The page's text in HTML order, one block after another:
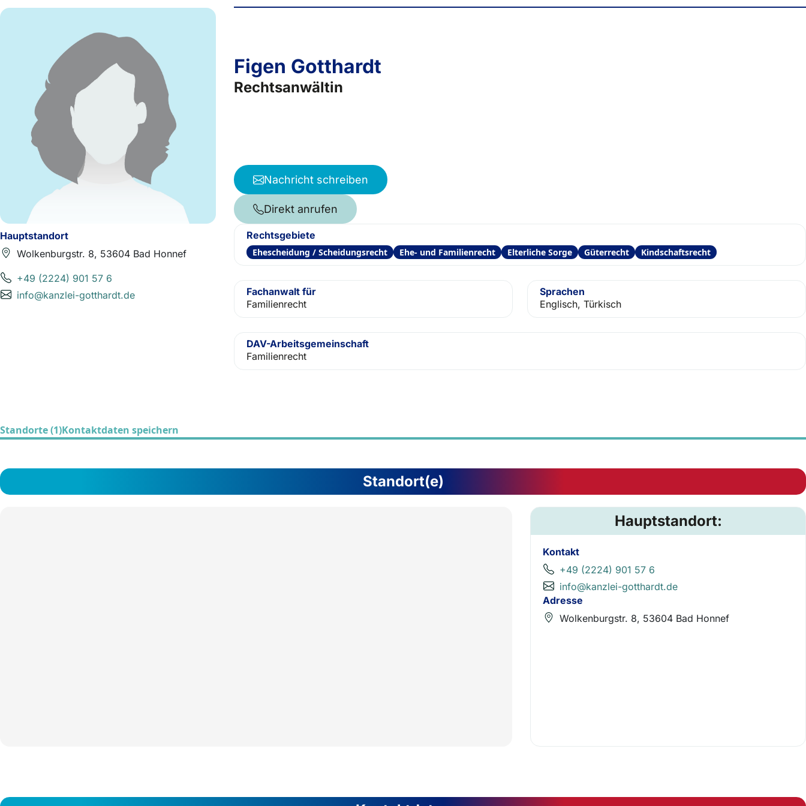
Hauptstandort
Wolkenburgstr. 8, 53604 Bad Honnef
+49 (2224) 901 57 6
info@kanzlei-gotthardt.de
Figen Gotthardt
Rechtsanwältin
Nachricht schreiben
Direkt anrufen
Rechtsgebiete
Ehescheidung / Scheidungsrecht Ehe- und Familienrecht Elterliche Sorge Güterrecht Kindschaftsrecht
Fachanwalt für
Familienrecht
Sprachen
Englisch, Türkisch
DAV-Arbeitsgemeinschaft
Familienrecht
Standorte (1)Kontaktdaten speichern
Standort(e)
Hauptstandort:
Kontakt
+49 (2224) 901 57 6
info@kanzlei-gotthardt.de
Adresse
Wolkenburgstr. 8, 53604 Bad Honnef